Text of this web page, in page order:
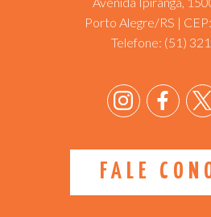
Porto Alegre/RS |
Telefone: (51)
FALE